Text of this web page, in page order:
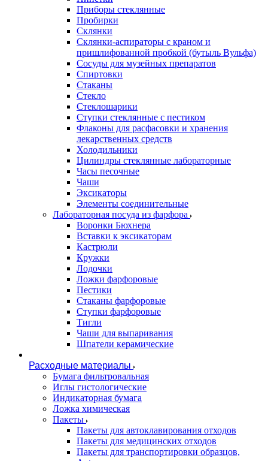
Приборы стеклянные
Пробирки
Склянки
Склянки-аспираторы с краном и
пришлифованной пробкой (бутыль Вульфа)
Сосуды для музейных препаратов
Спиртовки
Стаканы
Стекло
Стеклошарики
Ступки стеклянные с пестиком
Флаконы для расфасовки и хранения
лекарственных средств
Холодильники
Цилиндры стеклянные лабораторные
Часы песочные
Чаши
Эксикаторы
Элементы соединительные
Лабораторная посуда из фарфора
Воронки Бюхнера
Вставки к эксикаторам
Кастрюли
Кружки
Лодочки
Ложки фарфоровые
Пестики
Стаканы фарфоровые
Ступки фарфоровые
Тигли
Чаши для выпаривания
Шпатели керамические
Расходные материалы
Бумага фильтровальная
Иглы гистологические
Индикаторная бумага
Ложка химическая
Пакеты
Пакеты для автоклавирования отходов
Пакеты для медицинских отходов
Пакеты для транспортировки образцов,